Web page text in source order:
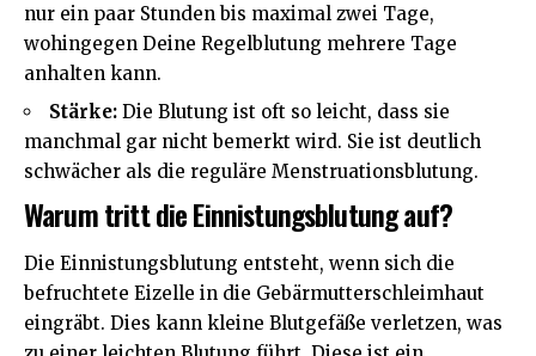
nur ein paar Stunden bis maximal zwei Tage,
wohingegen Deine Regelblutung mehrere Tage
anhalten kann.
Stärke: Die Blutung ist oft so leicht, dass sie
manchmal gar nicht bemerkt wird. Sie ist deutlich
schwächer als die reguläre Menstruationsblutung.
Warum tritt die Einnistungsblutung auf?
Die Einnistungsblutung entsteht, wenn sich die
befruchtete Eizelle in die Gebärmutterschleimhaut
eingräbt. Dies kann kleine Blutgefäße verletzen, was